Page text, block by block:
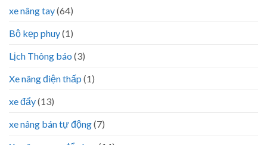
xe nâng tay(64)
Bộ kẹp phuy(1)
Lịch Thông báo (3)
Xe nâng điện thấp (1)
xe đẩy(13)
xe nâng bán tự động(7)